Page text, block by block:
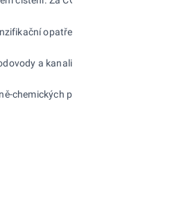
opatření byla schválena
a kanalizace jsou
chemických parametrů. Údaje byly